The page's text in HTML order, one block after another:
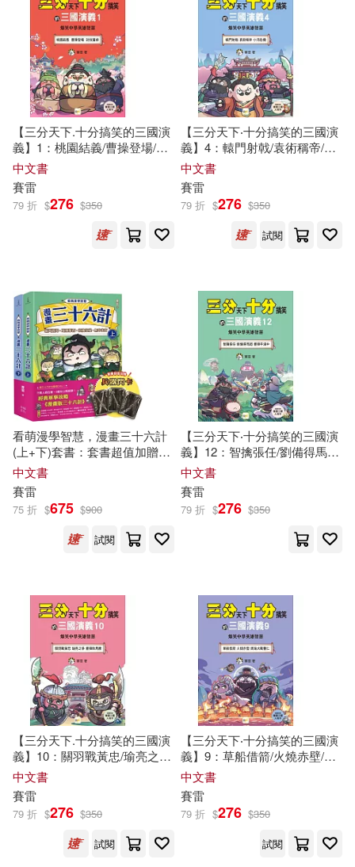
【三分天下.十分搞笑的三國演
義】1：桃園結義/曹操登場/討
伐董卓──爆笑中學英雄智慧
﹝中高年級歷史圖文讀本﹞
中文書
賽雷
79 折 $276 $350
【三分天下‧十分搞笑的三國演
義】4：轅門射戟/袁術稱帝/小
沛危機──爆笑中學英雄智慧
﹝中高年級歷史圖文讀本﹞
中文書
賽雷
79 折 $276 $350
試閱
看萌漫學智慧，漫畫三十六計
(上+下)套書：套書超值加贈
「兵器閃卡」，圍魏救趙、聲
東擊西、欲擒故縱、李代桃
僵、金蟬脫殼、走為上計、假
癡不癲、假道伐虢
中文書
賽雷
75 折 $675 $900
試閱
【三分天下‧十分搞笑的三國演
義】12：智擒張任/劉備得馬超/
曹操平漢中──爆笑中學英雄智
慧﹝中高年級歷史圖文讀本﹞
(附贈- 三國戰鬥人物卡)
中文書
賽雷
79 折 $276 $350
【三分天下.十分搞笑的三國演
義】10：關羽戰黃忠/瑜亮之爭/
曹操除馬騰──爆笑中學英雄智
慧﹝中高年級歷史圖文讀本﹞
(附贈- 三國戰鬥人物卡)
中文書
賽雷
79 折 $276 $350
試閱
【三分天下‧十分搞笑的三國演
義】9：草船借箭/火燒赤壁/周
瑜大戰曹仁──爆笑中學英雄智
慧﹝中高年級歷史圖文讀本﹞
(附贈- 三國戰鬥人物卡)
中文書
賽雷
79 折 $276 $350
試閱